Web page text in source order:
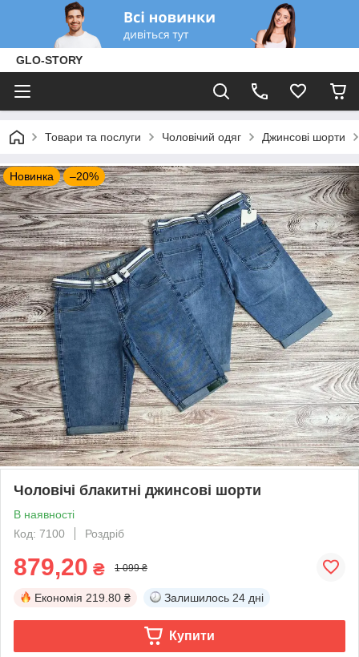
GLO-STORY
Товари та послуги Чоловічий одяг Джинсові шорти
Новинка –20%
Чоловічі блакитні джинсові шорти
В наявності
Код: 7100
Роздріб
879,20 ₴ 1 099 ₴
Економія 219.80 ₴ Залишилось 24 дні
Купити